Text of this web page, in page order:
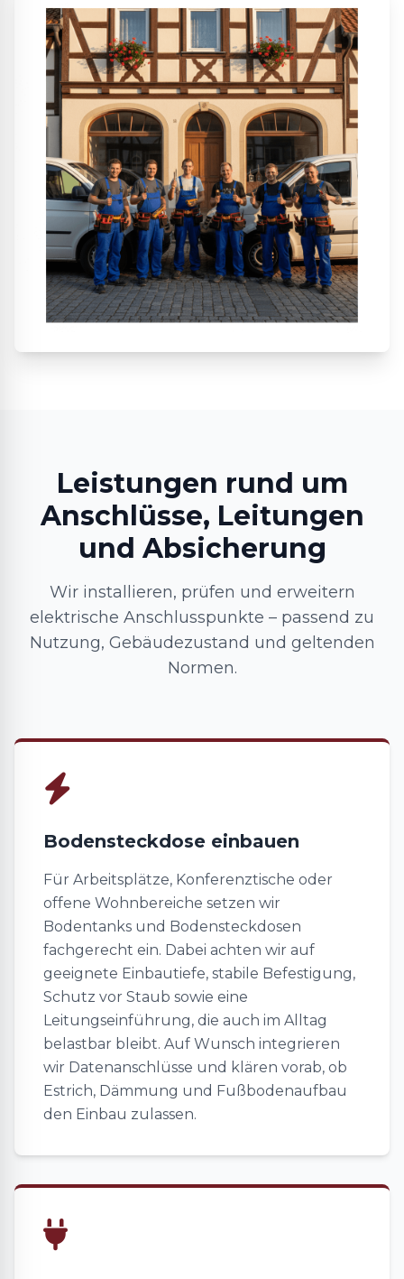
Leistungen rund um
Anschlüsse, Leitungen
und Absicherung
Wir installieren, prüfen und erweitern
elektrische Anschlusspunkte – passend zu
Nutzung, Gebäudezustand und geltenden
Normen.
Bodensteckdose einbauen
Für Arbeitsplätze, Konferenztische oder
offene Wohnbereiche setzen wir
Bodentanks und Bodensteckdosen
fachgerecht ein. Dabei achten wir auf
geeignete Einbautiefe, stabile Befestigung,
Schutz vor Staub sowie eine
Leitungseinführung, die auch im Alltag
belastbar bleibt. Auf Wunsch integrieren
wir Datenanschlüsse und klären vorab, ob
Estrich, Dämmung und Fußbodenaufbau
den Einbau zulassen.